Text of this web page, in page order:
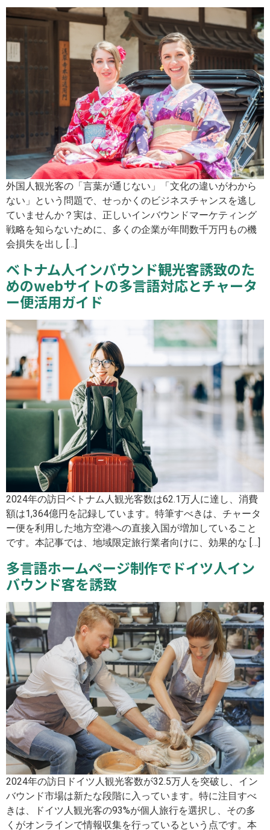
外国人観光客の「言葉が通じない」「文化の違いがわから
ない」という問題で、せっかくのビジネスチャンスを逃し
ていませんか？実は、正しいインバウンドマーケティング
戦略を知らないために、多くの企業が年間数千万円もの機
会損失を出し […]
ベトナム人インバウンド観光客誘致のた
めのwebサイトの多言語対応とチャータ
ー便活用ガイド
2024年の訪日ベトナム人観光客数は62.1万人に達し、消費
額は1,364億円を記録しています。特筆すべきは、チャータ
ー便を利用した地方空港への直接入国が増加していること
です。本記事では、地域限定旅行業者向けに、効果的な […]
多言語ホームページ制作でドイツ人イン
バウンド客を誘致
2024年の訪日ドイツ人観光客数が32.5万人を突破し、イン
バウンド市場は新たな段階に入っています。特に注目すべ
きは、ドイツ人観光客の93%が個人旅行を選択し、その多
くがオンラインで情報収集を行っているという点です。本